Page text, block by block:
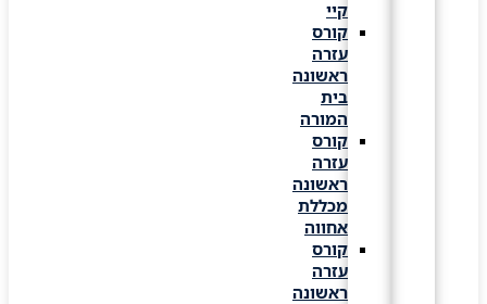
קורס
עזרה
ראשונה
המורה
קורס
עזרה
ראשונה
מכללת
אחווה
קורס
עזרה
ראשונה